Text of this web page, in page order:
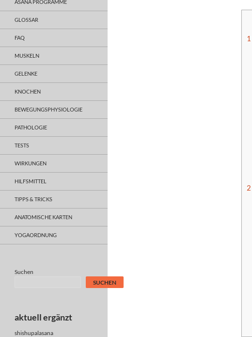
1
2
ASANA PROGRAMME
GLOSSAR
FAQ
MUSKELN
GELENKE
KNOCHEN
BEWEGUNGSPHYSIOLOGIE
PATHOLOGIE
TESTS
WIRKUNGEN
HILFSMITTEL
TIPPS & TRICKS
ANATOMISCHE KARTEN
YOGAORDNUNG
Suchen
SUCHEN
aktuell ergänzt
shishupalasana